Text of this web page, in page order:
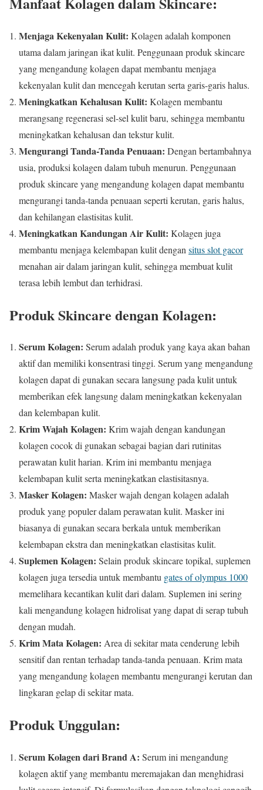
Menjaga Kekenyalan Kulit: Kolagen adalah komponen
utama dalam jaringan ikat kulit. Penggunaan produk skincare
yang mengandung kolagen dapat membantu menjaga
kekenyalan kulit dan mencegah kerutan serta garis-garis halus.
Meningkatkan Kehalusan Kulit: Kolagen membantu
merangsang regenerasi sel-sel kulit baru, sehingga membantu
meningkatkan kehalusan dan tekstur kulit.
Mengurangi Tanda-Tanda Penuaan: Dengan bertambahnya
usia, produksi kolagen dalam tubuh menurun. Penggunaan
produk skincare yang mengandung kolagen dapat membantu
mengurangi tanda-tanda penuaan seperti kerutan, garis halus,
dan kehilangan elastisitas kulit.
Meningkatkan Kandungan Air Kulit: Kolagen juga
membantu menjaga kelembapan kulit dengan situs slot gacor
menahan air dalam jaringan kulit, sehingga membuat kulit
terasa lebih lembut dan terhidrasi.
Produk Skincare dengan Kolagen:
Serum Kolagen: Serum adalah produk yang kaya akan bahan
aktif dan memiliki konsentrasi tinggi. Serum yang mengandung
kolagen dapat di gunakan secara langsung pada kulit untuk
memberikan efek langsung dalam meningkatkan kekenyalan
dan kelembapan kulit.
Krim Wajah Kolagen: Krim wajah dengan kandungan
kolagen cocok di gunakan sebagai bagian dari rutinitas
perawatan kulit harian. Krim ini membantu menjaga
kelembapan kulit serta meningkatkan elastisitasnya.
Masker Kolagen: Masker wajah dengan kolagen adalah
produk yang populer dalam perawatan kulit. Masker ini
biasanya di gunakan secara berkala untuk memberikan
kelembapan ekstra dan meningkatkan elastisitas kulit.
Suplemen Kolagen: Selain produk skincare topikal, suplemen
kolagen juga tersedia untuk membantu gates of olympus 1000
memelihara kecantikan kulit dari dalam. Suplemen ini sering
kali mengandung kolagen hidrolisat yang dapat di serap tubuh
dengan mudah.
Krim Mata Kolagen: Area di sekitar mata cenderung lebih
sensitif dan rentan terhadap tanda-tanda penuaan. Krim mata
yang mengandung kolagen membantu mengurangi kerutan dan
lingkaran gelap di sekitar mata.
Produk Unggulan:
Serum Kolagen dari Brand A: Serum ini mengandung
kolagen aktif yang membantu meremajakan dan menghidrasi